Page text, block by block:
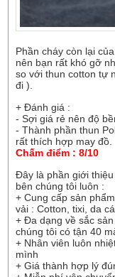
Phần cháy còn lại
nên bạn rất khó gỡ
so với thun cotton tự
đi ).
+ Đánh giá :
- Sợi giá rẻ nên độ
- Thành phần thun
rất thích hợp may đồ.
Chấm điểm : 8/10
Đây là phần giới
bên chúng tôi luôn :
+ Cung cấp sản
vải : Cotton, tixi, da
+ Đa dạng về sắc
chúng tôi có tận 40
+ Nhân viên luôn
mình
+ Giá thành hợp lý